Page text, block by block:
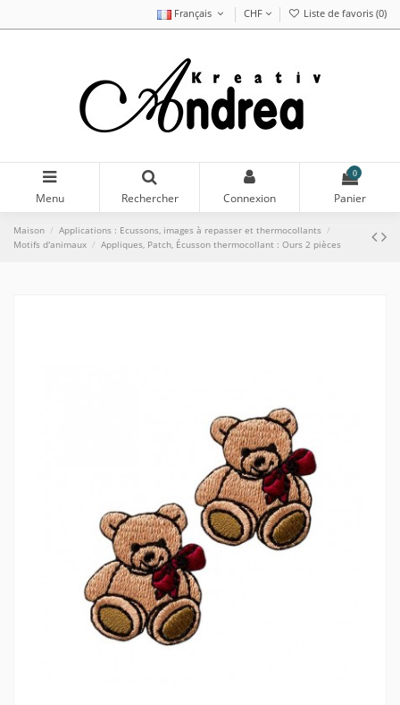
Français CHF Liste de favoris (0)
Menu Rechercher Connexion
0
Panier
Maison
Applications : Ecussons, images à repasser et thermocollants
Motifs d'animaux
Appliques, Patch, Écusson thermocollant : Ours 2 pièces